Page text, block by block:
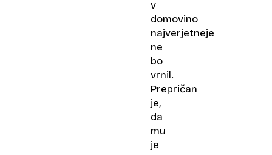
v
domovino
najverjetneje
ne
bo
vrnil.
Prepričan
je,
da
mu
je